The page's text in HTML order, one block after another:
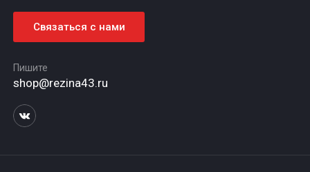
Связаться с нами
Пишите
shop@rezina43.ru